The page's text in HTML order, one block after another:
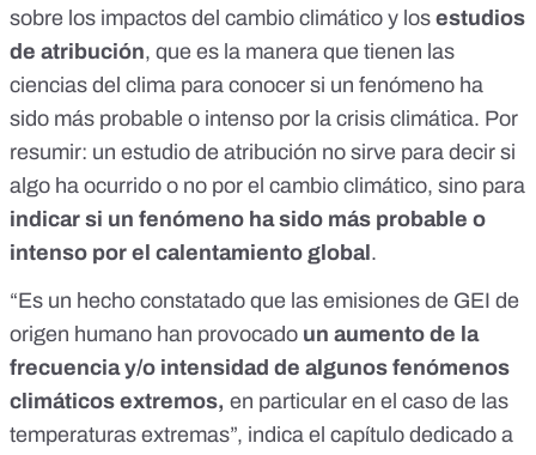
sobre los impactos del cambio climático y los estudios
de atribución, que es la manera que tienen las
ciencias del clima para conocer si un fenómeno ha
sido más probable o intenso por la crisis climática. Por
resumir: un estudio de atribución no sirve para decir si
algo ha ocurrido o no por el cambio climático, sino para
indicar si un fenómeno ha sido más probable o
intenso por el calentamiento global .
“Es un hecho constatado que las emisiones de GEI de
origen humano han provocado un aumento de la
frecuencia y/o intensidad de algunos fenómenos
climáticos extremos, en particular en el caso de las
temperaturas extremas”, indica el capítulo dedicado a